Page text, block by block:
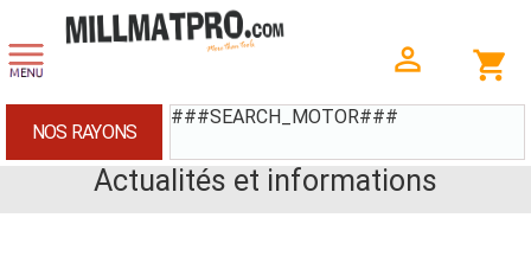
###SEARCH_MOTOR###
NOS RAYONS
Actualités et informations